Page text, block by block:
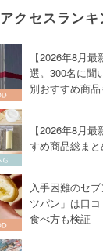
アクセスラン
【2026年8月
選。300名に聞
別おすすめ商品
【2026年8月
すめ商品総ま
入手困難のセ
ツパン」は口
食べ方も検証